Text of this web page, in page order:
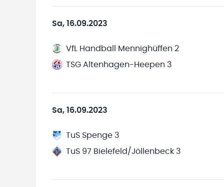
Sa, 16.09.2023
VfL Handball Mennighüffen 2
TSG Altenhagen-Heepen 3
Sa, 16.09.2023
TuS Spenge 3
TuS 97 Bielefeld/Jöllenbeck 3